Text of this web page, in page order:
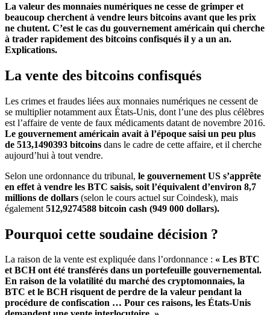
La valeur des monnaies numériques ne cesse de grimper et
beaucoup cherchent à vendre leurs bitcoins avant que les prix
ne chutent. C’est le cas du gouvernement américain qui cherche
à trader rapidement des bitcoins confisqués il y a un an.
Explications.
La vente des bitcoins confisqués
Les crimes et fraudes liées aux monnaies numériques ne cessent de
se multiplier notamment aux États-Unis, dont l’une des plus célèbres
est l’affaire de vente de faux médicaments datant de novembre 2016.
Le gouvernement américain avait à l’époque saisi un peu plus
de 513,1490393 bitcoins dans le cadre de cette affaire, et il cherche
aujourd’hui à tout vendre.
Selon une ordonnance du tribunal, le gouvernement US s’apprête
en effet à vendre les BTC saisis, soit l’équivalent d’environ 8,7
millions de dollars (selon le cours actuel sur Coindesk), mais
également 512,9274588 bitcoin cash (949 000 dollars).
Pourquoi cette soudaine décision ?
La raison de la vente est expliquée dans l’ordonnance : « Les BTC
et BCH ont été transférés dans un portefeuille gouvernemental.
En raison de la volatilité du marché des cryptomonnaies, la
BTC et le BCH risquent de perdre de la valeur pendant la
procédure de confiscation … Pour ces raisons, les États-Unis